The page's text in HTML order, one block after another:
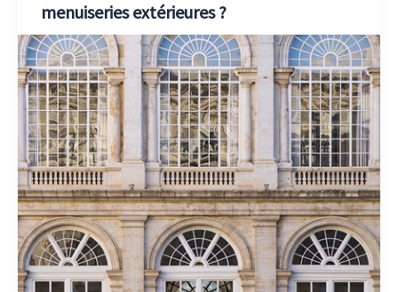
menuiseries extérieures ?